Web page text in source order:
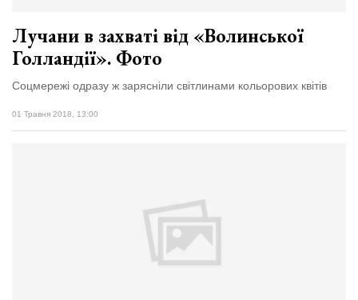
Лучани в захваті від «Волинської
Голландії». Фото
Соцмережі одразу ж зарясніли світлинами кольорових квітів
01 Травня 2018, 13:00